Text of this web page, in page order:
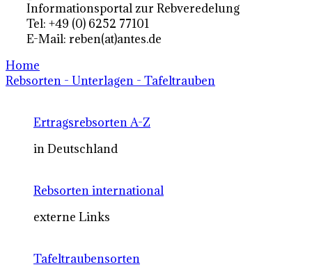
Informationsportal zur Rebveredelung
Tel: +49 (0) 6252 77101
E-Mail: reben(at)antes.de
Home
Rebsorten - Unterlagen - Tafeltrauben
Ertragsrebsorten A-Z
in Deutschland
Rebsorten international
externe Links
Tafeltraubensorten